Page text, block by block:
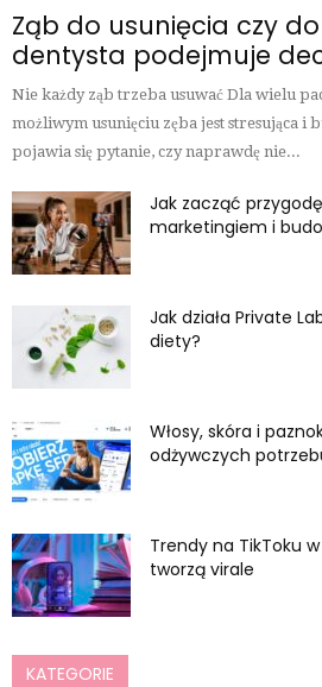
Ząb do usunięcia czy
dentysta podejmuje
Nie każdy ząb trzeba usuwać Dla wielu
możliwym usunięciu zęba jest stresująca i
pojawia się pytanie, czy naprawdę nie...
Jak zacząć
marketingiem i
Jak działa Private
diety?
Włosy, skóra i
odżywczych
Trendy na TikToku
tworzą virale
KATEGORIE